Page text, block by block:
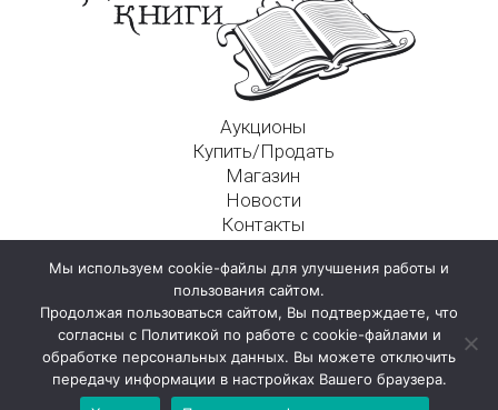
Аукционы
Купить/Продать
Магазин
Новости
Контакты
125009, г. Москва, Никитский пер., д. 4а, стр. 1
Мы используем cookie-файлы для улучшения работы и
пользования сайтом.
Продолжая пользоваться сайтом, Вы подтверждаете, что
согласны с Политикой по работе с cookie-файлами и
обработке персональных данных. Вы можете отключить
передачу информации в настройках Вашего браузера.